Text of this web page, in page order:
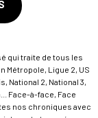
qui traite de tous les
Métropole, Ligue 2, US
National 2, National 3,
Face-à-face, Face
nos chroniques avec